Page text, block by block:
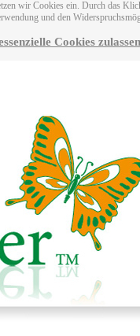
wir Cookies ein. Durch das
und den
Cookies zulassen